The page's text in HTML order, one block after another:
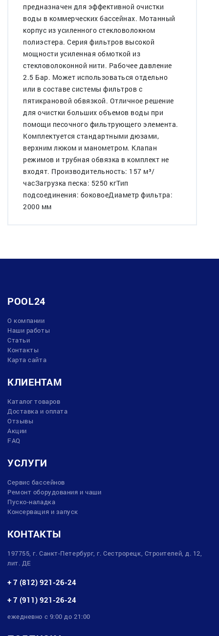
предназначен для эффективной очистки
воды в коммерческих бассейнах. Мотанный
корпус из усиленного стекловолокном
полиэстера. Серия фильтров высокой
мощности усиленная обмоткой из
стекловолоконной нити. Рабочее давление
2.5 Бар. Может использоваться отдельно
или в составе системы фильтров с
пятикрановой обвязкой. Отличное решение
для очистки больших объемов воды при
помощи песочного фильтрующего элемента.
Комплектуется стандартными дюзами,
верхним люком и манометром. Клапан
режимов и трубная обвязка в комплект не
входят. Производительность: 157 м³/
часЗагрузка песка: 5250 кгТип
подсоединения: боковоеДиаметр фильтра:
2000 мм
POOL24
О компании
Наши работы
Статьи
Контакты
Карта сайта
КЛИЕНТАМ
Каталог товаров
Доставка и оплата
Отзывы
Акции
FAQ
УСЛУГИ
Сервис бассейнов
Ремонт оборудования и чаши
Пуско-наладка
Консервация и запуск
КОНТАКТЫ
197755, г. Санкт-Петербург, г. Сестрорецк, Строителей, д. 12,
лит. ДЕ
+ 7 (812) 921-26-24
+ 7 (911) 921-26-24
ежедневно с 9:00 до 21:00